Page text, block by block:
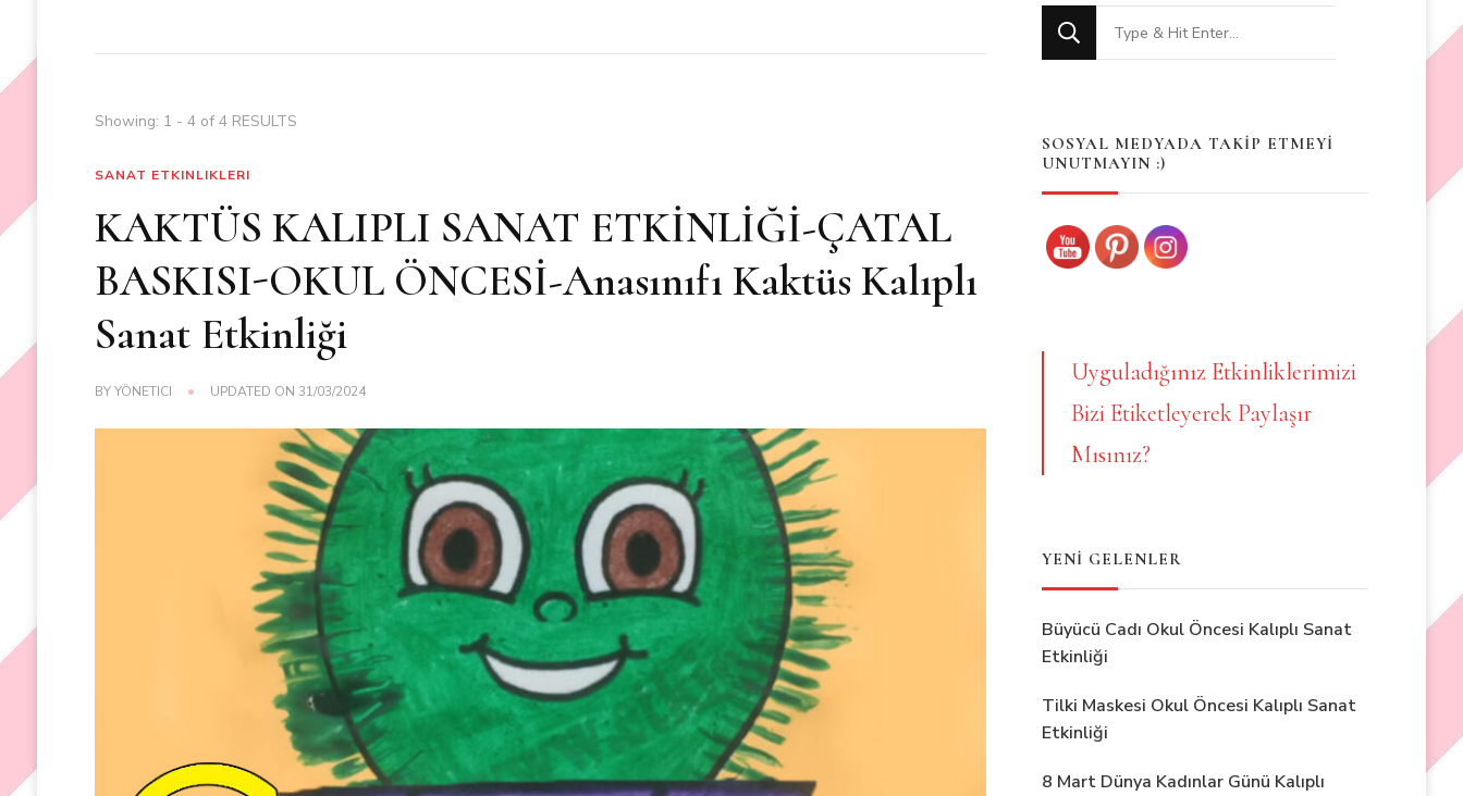
Showing: 1 - 4 of 4 RESULTS
SANAT ETKINLIKLERI
KAKTÜS KALIPLI SANAT ETKİNLİĞİ-ÇATAL
BASKISI-OKUL ÖNCESİ-Anasınıfı Kaktüs Kalıplı
Sanat Etkinliği
BYYÖNETICI UPDATED ON 31/03/2024
Looking
for
SOSYAL MEDYADA TAKİP ETMEYİ
UNUTMAYIN :)
Uyguladığınız Etkinliklerimizi
Bizi Etiketleyerek Paylaşır
Mısınız?
YENİ GELENLER
Büyücü Cadı Okul Öncesi Kalıplı Sanat
Etkinliği
Tilki Maskesi Okul Öncesi Kalıplı Sanat
Etkinliği
8 Mart Dünya Kadınlar Günü Kalıplı